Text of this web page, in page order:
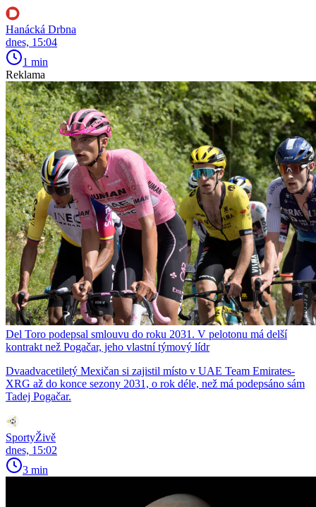
Hanácká Drbna
dnes, 15:04
1 min
Reklama
Del Toro podepsal smlouvu do roku 2031. V pelotonu má delší
kontrakt než Pogačar, jeho vlastní týmový lídr
Dvaadvacetiletý Mexičan si zajistil místo v UAE Team Emirates-
XRG až do konce sezony 2031, o rok déle, než má podepsáno sám
Tadej Pogačar.
SportyŽivě
dnes, 15:02
3 min